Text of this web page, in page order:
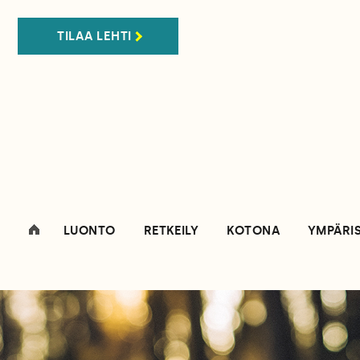
TILAA LEHTI
LUONTO RETKEILY KOTONA